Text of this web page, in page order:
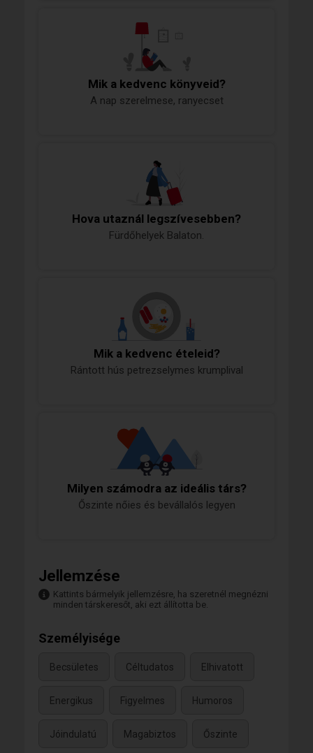
Mik a kedvenc könyveid?
A nap szerelmese, ranyecset
Hova utaznál legszívesebben?
Fürdőhelyek Balaton.
Mik a kedvenc ételeid?
Rántott hús petrezselymes krumplival
Milyen számodra az ideális társ?
Őszinte nőies és bevállalós legyen
Jellemzése
Kattints bármelyik jellemzésre, ha szeretnél megnézni
minden társkeresőt, aki ezt állította be.
Személyisége
Becsületes Céltudatos Elhivatott
Energikus Figyelmes Humoros
Jóindulatú Magabiztos Őszinte